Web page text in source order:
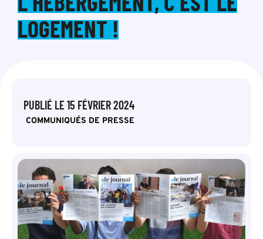
LOGEMENT !
PUBLIÉ LE 15 FÉVRIER 2024
COMMUNIQUÉS DE PRESSE